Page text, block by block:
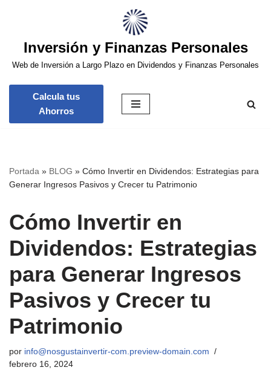
contenido
Inversión y Finanzas Personales
Web de Inversión a Largo Plazo en Dividendos y Finanzas Personales
Calcula tus
Ahorros
Portada » BLOG » Cómo Invertir en Dividendos: Estrategias para
Generar Ingresos Pasivos y Crecer tu Patrimonio
Cómo Invertir en
Dividendos: Estrategias
para Generar Ingresos
Pasivos y Crecer tu
Patrimonio
por info@nosgustainvertir-com.preview-domain.com
febrero 16, 2024